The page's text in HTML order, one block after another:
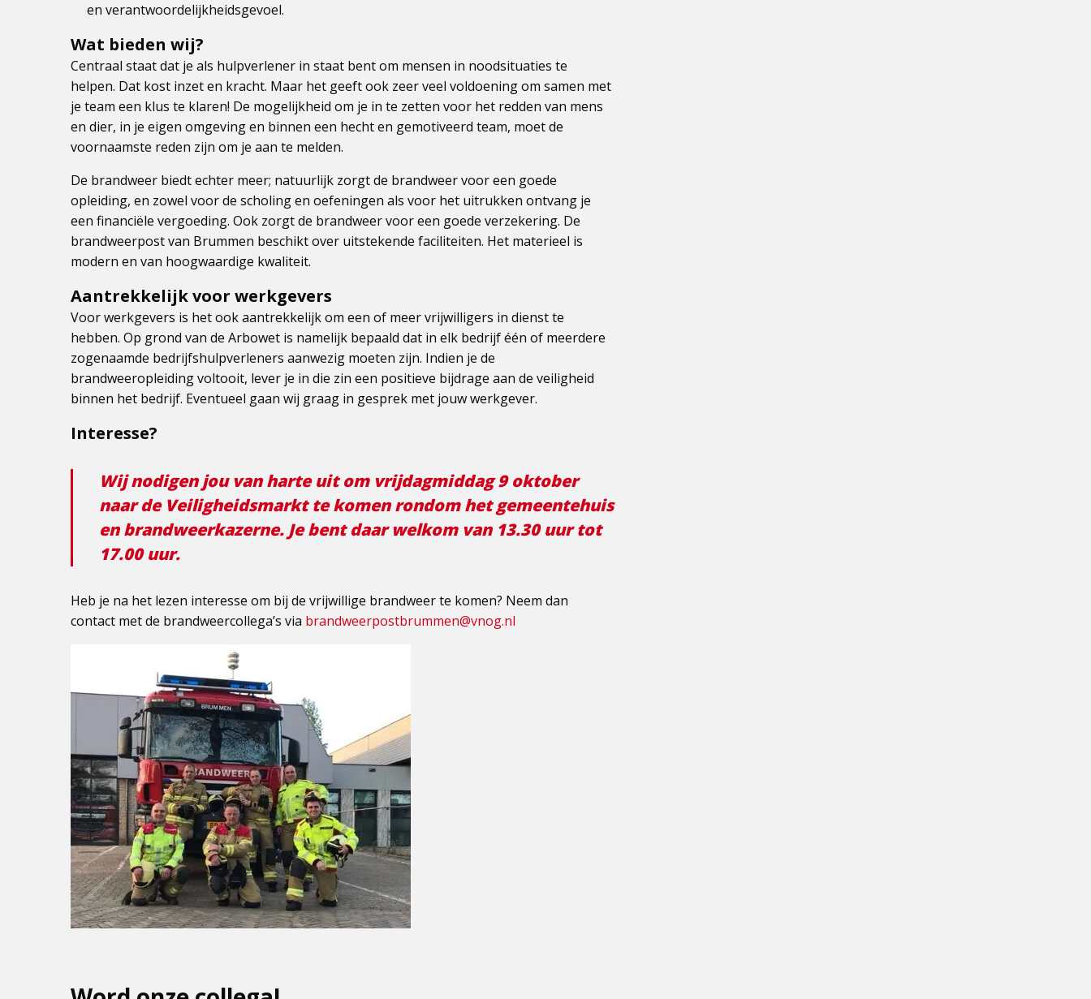
en verantwoordelijkheidsgevoel.
Wat bieden wij?
Centraal staat dat je als hulpverlener in staat bent om mensen in noodsituaties te
helpen. Dat kost inzet en kracht. Maar het geeft ook zeer veel voldoening om samen met
je team een klus te klaren! De mogelijkheid om je in te zetten voor het redden van mens
en dier, in je eigen omgeving en binnen een hecht en gemotiveerd team, moet de
voornaamste reden zijn om je aan te melden.
De brandweer biedt echter meer; natuurlijk zorgt de brandweer voor een goede
opleiding, en zowel voor de scholing en oefeningen als voor het uitrukken ontvang je
een financiële vergoeding. Ook zorgt de brandweer voor een goede verzekering. De
brandweerpost van Brummen beschikt over uitstekende faciliteiten. Het materieel is
modern en van hoogwaardige kwaliteit.
Aantrekkelijk voor werkgevers
Voor werkgevers is het ook aantrekkelijk om een of meer vrijwilligers in dienst te
hebben. Op grond van de Arbowet is namelijk bepaald dat in elk bedrijf één of meerdere
zogenaamde bedrijfshulpverleners aanwezig moeten zijn. Indien je de
brandweeropleiding voltooit, lever je in die zin een positieve bijdrage aan de veiligheid
binnen het bedrijf. Eventueel gaan wij graag in gesprek met jouw werkgever.
Interesse?
Wij nodigen jou van harte uit om vrijdagmiddag 9 oktober
naar de Veiligheidsmarkt te komen rondom het gemeentehuis
en brandweerkazerne. Je bent daar welkom van 13.30 uur tot
17.00 uur.
Heb je na het lezen interesse om bij de vrijwillige brandweer te komen? Neem dan
contact met de brandweercollega’s via brandweerpostbrummen@vnog.nl